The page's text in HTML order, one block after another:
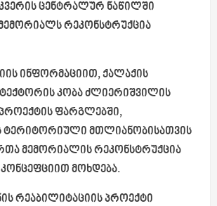
ცენტრალურ ნაწილში
რეკონსტრუქცია
ინფორმაციით, ქალაქის
კობა ძლიერიშვილის
ფარგლებში,
ტერიტორიული მთლიანობისათვის
მემორიალის რეკონსტრუქცია
მოხდება.
რეაბილიტაციის პროექტი